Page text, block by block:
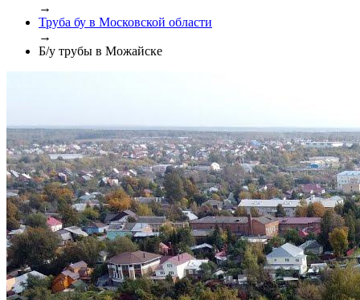
→
Труба бу в Московской области
→
Б/у трубы в Можайске